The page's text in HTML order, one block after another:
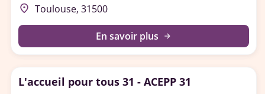
place Toulouse, 31500
En savoir plus arrow_forward
L'accueil pour tous 31 - ACEPP 31